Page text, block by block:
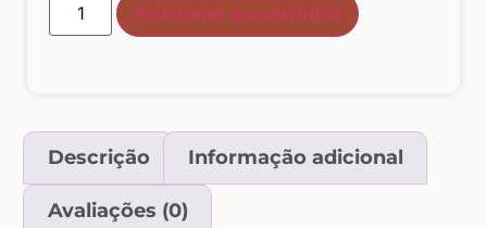
Casinhas – Cercas – Portões – Luminárias –
Country Primitivo
Adicionar ao carrinho
Descrição Informação adicional
Avaliações (0)